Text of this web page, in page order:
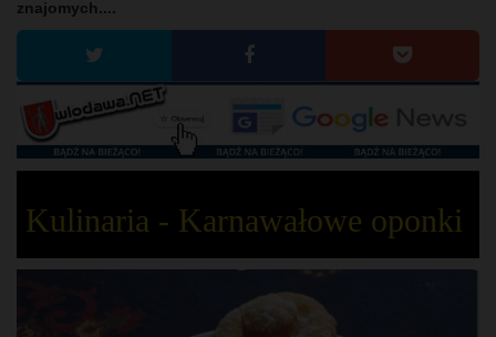
znajomych....
Kulinaria - Karnawałowe oponki